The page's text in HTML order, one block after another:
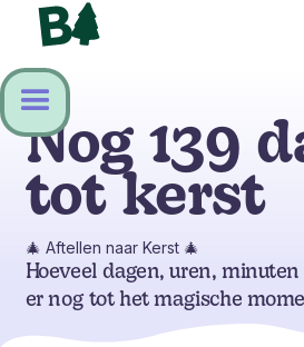
Nog 139
tot kerst
🎄 Aftellen naar Kerst 🎄
Hoeveel dagen, uren,
er nog tot het magische